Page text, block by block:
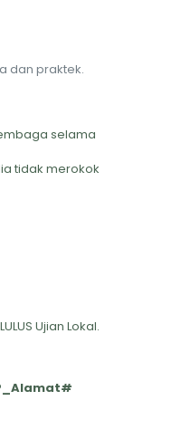
dan praktek.
selama
tidak merokok
Ujian Lokal.